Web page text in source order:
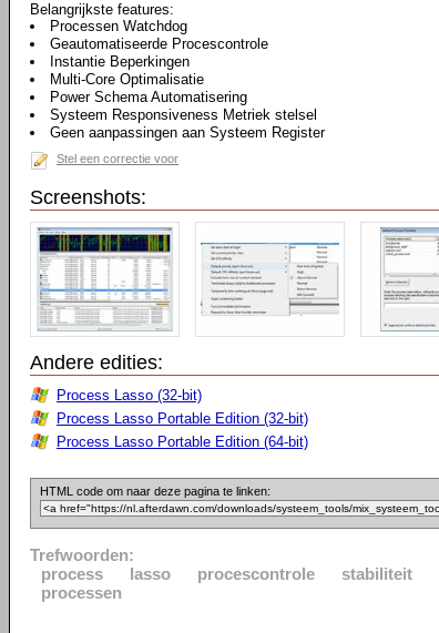
Belangrijkste features:
Processen Watchdog
Geautomatiseerde Procescontrole
Instantie Beperkingen
Multi-Core Optimalisatie
Power Schema Automatisering
Systeem Responsiveness Metriek stelsel
Geen aanpassingen aan Systeem Register
Stel een correctie voor
Screenshots:
Andere edities:
Process Lasso (32-bit)
Process Lasso Portable Edition (32-bit)
Process Lasso Portable Edition (64-bit)
HTML code om naar deze pagina te linken:
Trefwoorden:
process
lasso procescontrole stabiliteit
processen